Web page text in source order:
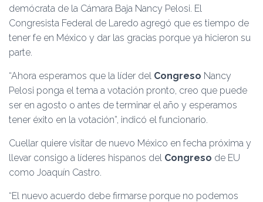
demócrata de la Cámara Baja Nancy Pelosi. El
Congresista Federal de Laredo agregó que es tiempo de
tener fe en México y dar las gracias porque ya hicieron su
parte.
“Ahora esperamos que la líder del Congreso Nancy
Pelosi ponga el tema a votación pronto, creo que puede
ser en agosto o antes de terminar el año y esperamos
tener éxito en la votación”, indicó el funcionario.
Cuellar quiere visitar de nuevo México en fecha próxima y
llevar consigo a líderes hispanos del Congreso de EU
como Joaquín Castro.
“El nuevo acuerdo debe firmarse porque no podemos